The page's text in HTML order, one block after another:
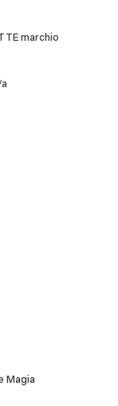
marchio
Magia